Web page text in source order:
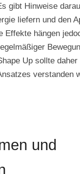
gibt Hinweise
liefern und den
Effekte hängen
Up sollte daher
verstanden
und